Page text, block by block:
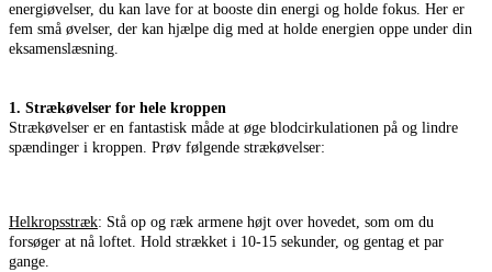
energiøvelser, du kan lave for at booste din energi og holde fokus. Her er
fem små øvelser, der kan hjælpe dig med at holde energien oppe under din
eksamenslæsning.
1. Strækøvelser for hele kroppen
Strækøvelser er en fantastisk måde at øge blodcirkulationen på og lindre
spændinger i kroppen. Prøv følgende strækøvelser:
Helkropsstræk: Stå op og ræk armene højt over hovedet, som om du
forsøger at nå loftet. Hold strækket i 10-15 sekunder, og gentag et par
gange.